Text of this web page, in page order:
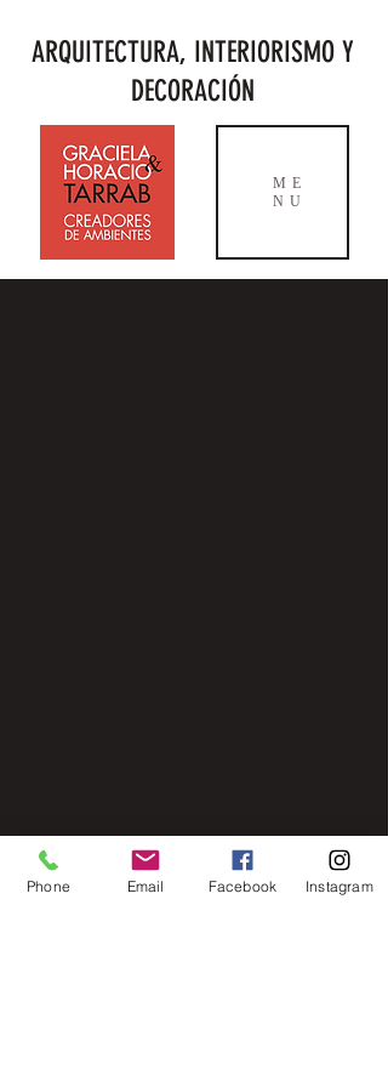
ARQUITECTURA, INTERIORISMO Y
DECORACIÓN
ME
NU
Phone Email Facebook Instagram